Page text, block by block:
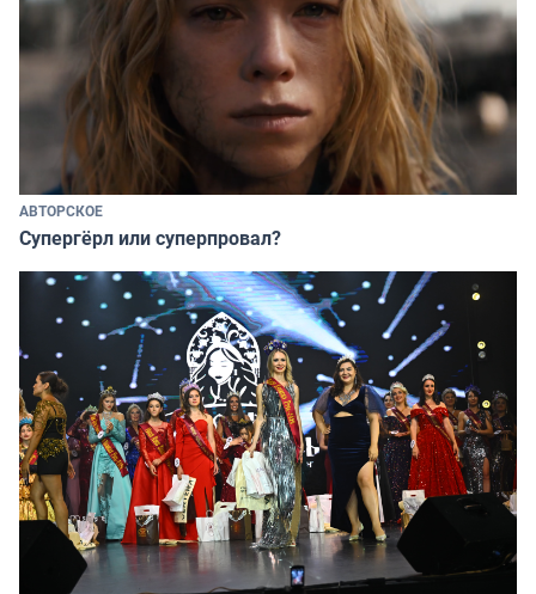
АВТОРСКОЕ
Супергёрл или суперпровал?